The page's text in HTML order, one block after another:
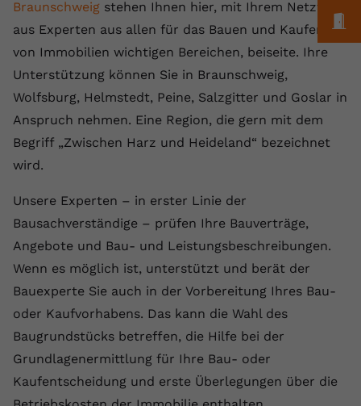
Braunschweig stehen Ihnen hier, mit Ihrem Netzwerk
aus Experten aus allen für das Bauen und Kaufen
von Immobilien wichtigen Bereichen, beiseite. Ihre
Unterstützung können Sie in Braunschweig,
Wolfsburg, Helmstedt, Peine, Salzgitter und Goslar in
Anspruch nehmen. Eine Region, die gern mit dem
Begriff „Zwischen Harz und Heideland“ bezeichnet
wird.
Unsere Experten – in erster Linie der
Bausachverständige – prüfen Ihre Bauverträge,
Angebote und Bau- und Leistungsbeschreibungen.
Wenn es möglich ist, unterstützt und berät der
Bauexperte Sie auch in der Vorbereitung Ihres Bau-
oder Kaufvorhabens. Das kann die Wahl des
Baugrundstücks betreffen, die Hilfe bei der
Grundlagenermittlung für Ihre Bau- oder
Kaufentscheidung und erste Überlegungen über die